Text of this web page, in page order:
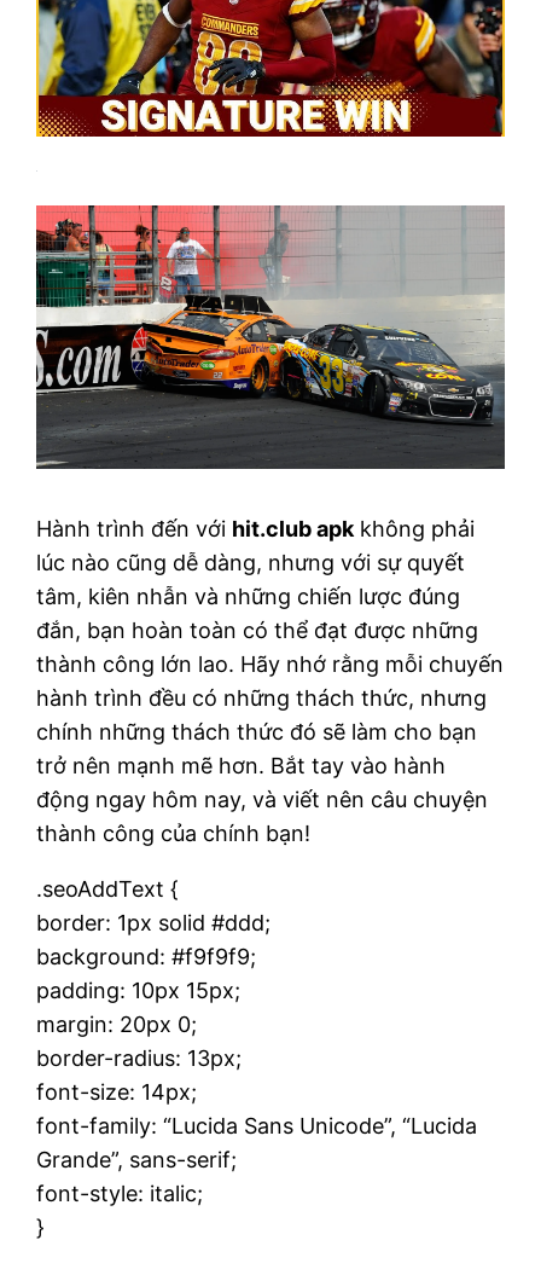
Hành trình đến với hit.club apkkhông phải
lúc nào cũng dễ dàng, nhưng với sự quyết
tâm, kiên nhẫn và những chiến lược đúng
đắn, bạn hoàn toàn có thể đạt được những
thành công lớn lao. Hãy nhớ rằng mỗi chuyến
hành trình đều có những thách thức, nhưng
chính những thách thức đó sẽ làm cho bạn
trở nên mạnh mẽ hơn. Bắt tay vào hành
động ngay hôm nay, và viết nên câu chuyện
thành công của chính bạn!
.seoAddText {
border: 1px solid #ddd;
background: #f9f9f9;
padding: 10px 15px;
margin: 20px 0;
border-radius: 13px;
font-size: 14px;
font-family: “Lucida Sans Unicode”, “Lucida
Grande”, sans-serif;
font-style: italic;
}